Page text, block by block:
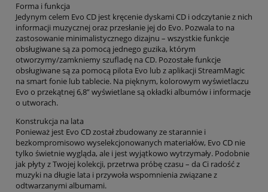
Forma i funkcja
Jedynym celem Evo CD jest kręcenie dyskami CD i odczytanie z nich
informacji muzycznej oraz przesłanie jej do Evo. Pozwala to na
zastosowanie minimalistycznego dizajnu – wszystkie funkcje
obsługiwane są za pomocą jednego guzika, którym
otworzymy/zamkniemy szufladę na CD. Pozostałe funkcje
obsługiwane są za pomocą pilota Evo lub z aplikacji StreamMagic
na smart fonie lub tablecie. Na pięknym, kolorowym wyświetlaczu
Evo o przekątnej 6,8” wyświetlane są okładki albumów i informacje
o utworach.
Konstrukcja na lata
Ponieważ jest Evo CD został zbudowany ze starannie i
bezkompromisowo wyselekcjonowanych materiałów, Evo CD nie
tylko świetnie wygląda, ale i jest wyjątkowo wytrzymały. Podobnie
jak płyty z Twojej kolekcji, przetrwa próbę czasu – da Ci radość z
muzyki na długie lata i przywoła wspomnienia związane z
odtwarzanymi albumami.